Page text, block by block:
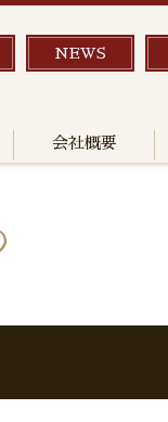
NEWS
会社概要